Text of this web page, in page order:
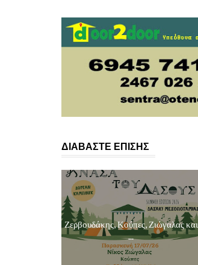
ΔΙΑΒΑΣΤΕ ΕΠΙΣΗΣ
Ζερβουδάκης, Κούπες, Ζιώγαλας και
...